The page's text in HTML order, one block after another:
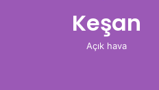
Keşan
Açık hava